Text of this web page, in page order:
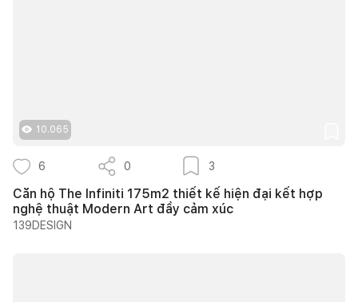
10.065
6 0 3
Căn hộ The Infiniti 175m2 thiết kế hiện đại kết hợp
nghệ thuật Modern Art đầy cảm xúc
139DESIGN